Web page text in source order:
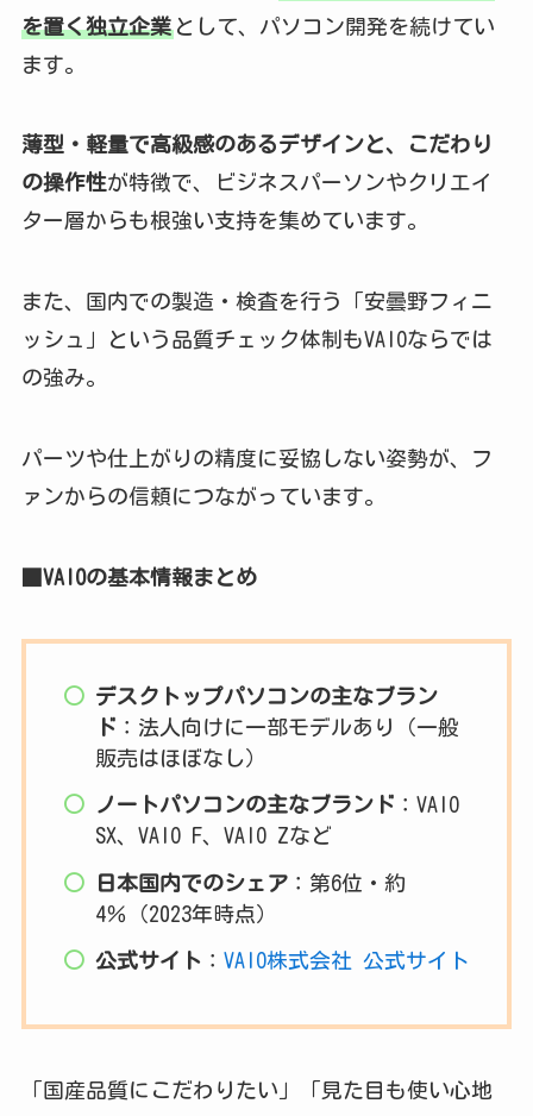
を置く独立企業として、パソコン開発を続けてい
ます。
薄型・軽量で高級感のあるデザインと、こだわり
の操作性が特徴で、ビジネスパーソンやクリエイ
ター層からも根強い支持を集めています。
また、国内での製造・検査を行う「安曇野フィニ
ッシュ」という品質チェック体制もVAIOならでは
の強み。
パーツや仕上がりの精度に妥協しない姿勢が、フ
ァンからの信頼につながっています。
■VAIOの基本情報まとめ
デスクトップパソコンの主なブラン
ド ：法人向けに一部モデルあり（一般
販売はほぼなし）
ノートパソコンの主なブランド ：VAIO
SX、VAIO F、VAIO Zなど
日本国内でのシェア ：第6位・約
4％（2023年時点）
公式サイト ：VAIO株式会社 公式サイト
「国産品質にこだわりたい」「見た目も使い心地